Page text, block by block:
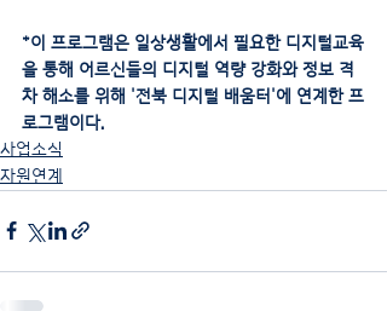
*이 프로그램은 일상생활에서 필요한 디지털교육
을 통해 어르신들의 디지털 역량 강화와 정보 격
차 해소를 위해 '전북 디지털 배움터'에 연계한 프
로그램이다.
사업소식
자원연계